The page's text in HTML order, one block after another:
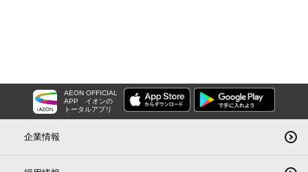
AEON OFFICIAL
APP
イオンの
トータルアプリ
企業情報